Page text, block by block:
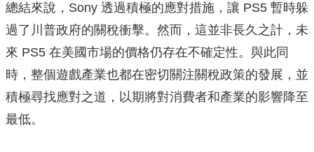
總結來說，Sony 透過積極的應對措施，讓 PS5 暫時躲
過了川普政府的關稅衝擊。然而，這並非長久之計，未
來 PS5 在美國市場的價格仍存在不確定性。與此同
時，整個遊戲產業也都在密切關注關稅政策的發展，並
積極尋找應對之道，以期將對消費者和產業的影響降至
最低。